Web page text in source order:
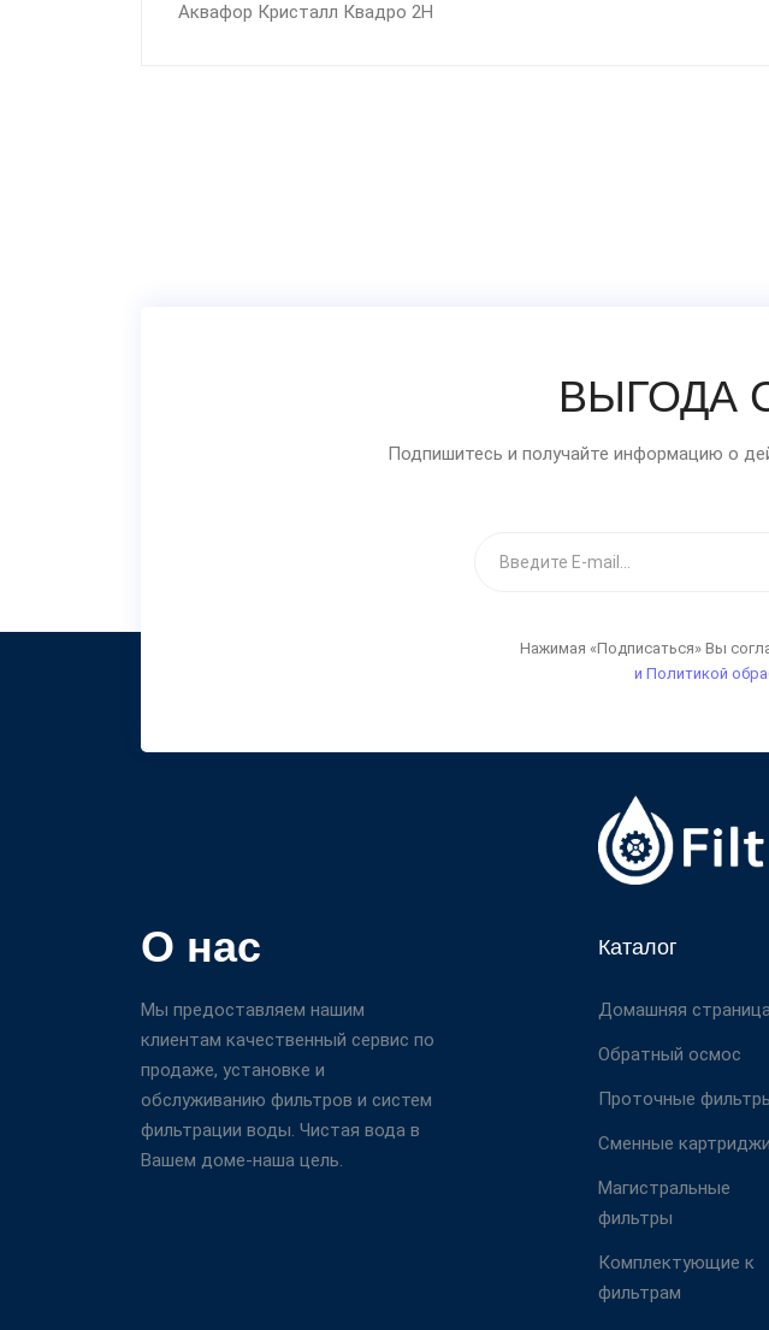
Аквафор Кристалл Квадро 2Н
ВЫГОДА
Подпишитесь и получайте информацию о
Нажимая «Подписаться» Вы
и Политикой
О нас
Мы предоставляем нашим
клиентам качественный сервис по
продаже, установке и
обслуживанию фильтров и систем
фильтрации воды. Чистая вода в
Вашем доме-наша цель.
Каталог
Домашняя страница
Обратный осмос
Проточные
Сменные картриджи
Магистральные
фильтры
Комплектующие к
фильтрам